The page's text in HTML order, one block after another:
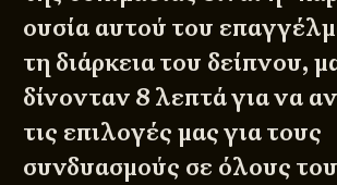
ουσία αυτού του
τη διάρκεια του δείπνου,
δίνονταν 8 λεπτά για να
τις επιλογές μας για τους
συνδυασμούς σε όλους